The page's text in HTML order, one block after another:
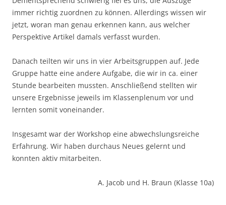
immer richtig zuordnen zu können. Allerdings wissen wir
jetzt, woran man genau erkennen kann, aus welcher
Perspektive Artikel damals verfasst wurden.
Danach teilten wir uns in vier Arbeitsgruppen auf. Jede
Gruppe hatte eine andere Aufgabe, die wir in ca. einer
Stunde bearbeiten mussten. Anschließend stellten wir
unsere Ergebnisse jeweils im Klassenplenum vor und
lernten somit voneinander.
Insgesamt war der Workshop eine abwechslungsreiche
Erfahrung. Wir haben durchaus Neues gelernt und
konnten aktiv mitarbeiten.
A. Jacob und H. Braun (Klasse 10a)